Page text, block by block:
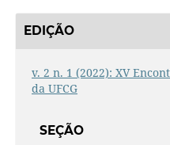
EDIÇÃO
v. 2 n. 1 (2022): XV
da UFCG
SEÇÃO